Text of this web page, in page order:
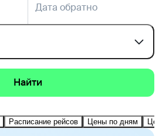
Дата обратно
Найти
Расписание рейсов Цены по дням